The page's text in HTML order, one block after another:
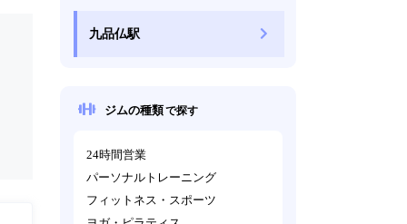
九品仏駅
ジムの種類で探す
24時間営業
パーソナルトレーニング
フィットネス・スポーツ